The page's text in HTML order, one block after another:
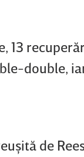
13
double,
de